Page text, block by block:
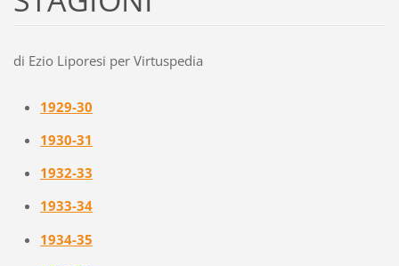
di Ezio Liporesi per Virtuspedia
1929-30
1930-31
1932-33
1933-34
1934-35